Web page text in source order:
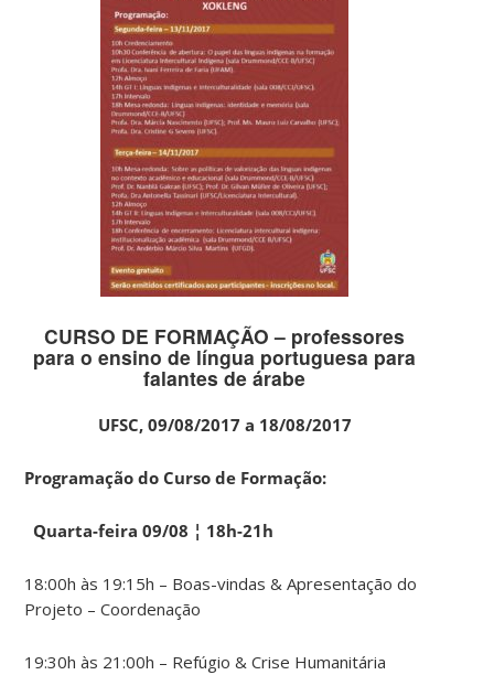
CURSO DE FORMAÇÃO – professores
para o ensino de língua portuguesa para
falantes de árabe
UFSC, 09/08/2017 a 18/08/2017
Programação do Curso de Formação:
Quarta-feira 09/08 ¦ 18h-21h
18:00h às 19:15h – Boas-vindas & Apresentação do
Projeto – Coordenação
19:30h às 21:00h – Refúgio & Crise Humanitária